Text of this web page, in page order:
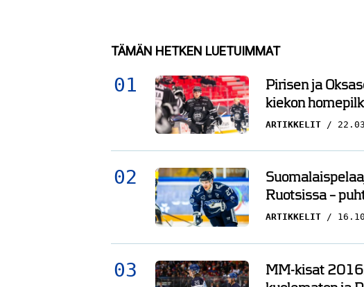
TÄMÄN HETKEN LUETUIMMAT
Pirisen ja
kiekon
ARTIKKELIT
Ruotsissa –
ARTIKKELIT
MM-kisat